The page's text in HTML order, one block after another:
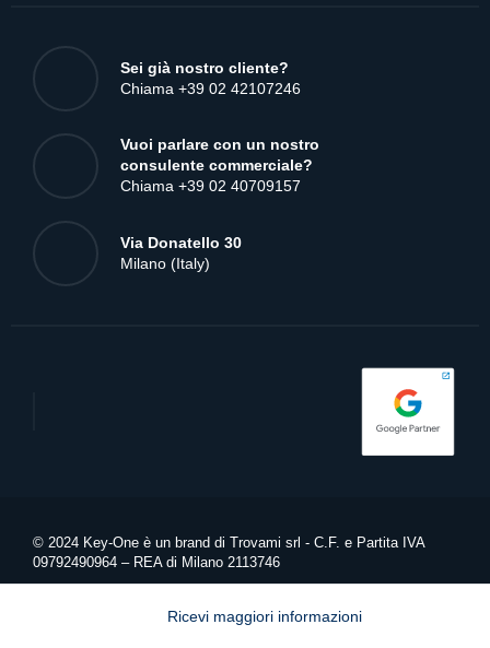
Ricevi maggiori informazioni
Sei già nostro cliente?
Chiama +39 02 42107246
Vuoi parlare con un nostro
consulente commerciale?
Chiama +39 02 40709157
Via Donatello 30
Milano (Italy)
© 2024 Key-One è un brand di Trovami srl - C.F. e Partita IVA
09792490964 – REA di Milano 2113746